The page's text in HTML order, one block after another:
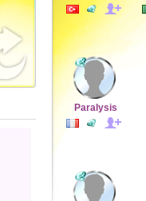
Paralysis